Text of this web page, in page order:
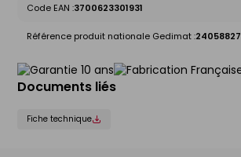
Code EAN :3700623301931
Référence produit nationale Gedimat :24058827
Documents liés
Fiche technique